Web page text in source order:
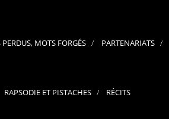
MOTS FORGÉS PARTENARIATS
RAPSODIE ET PISTACHES RÉCITS